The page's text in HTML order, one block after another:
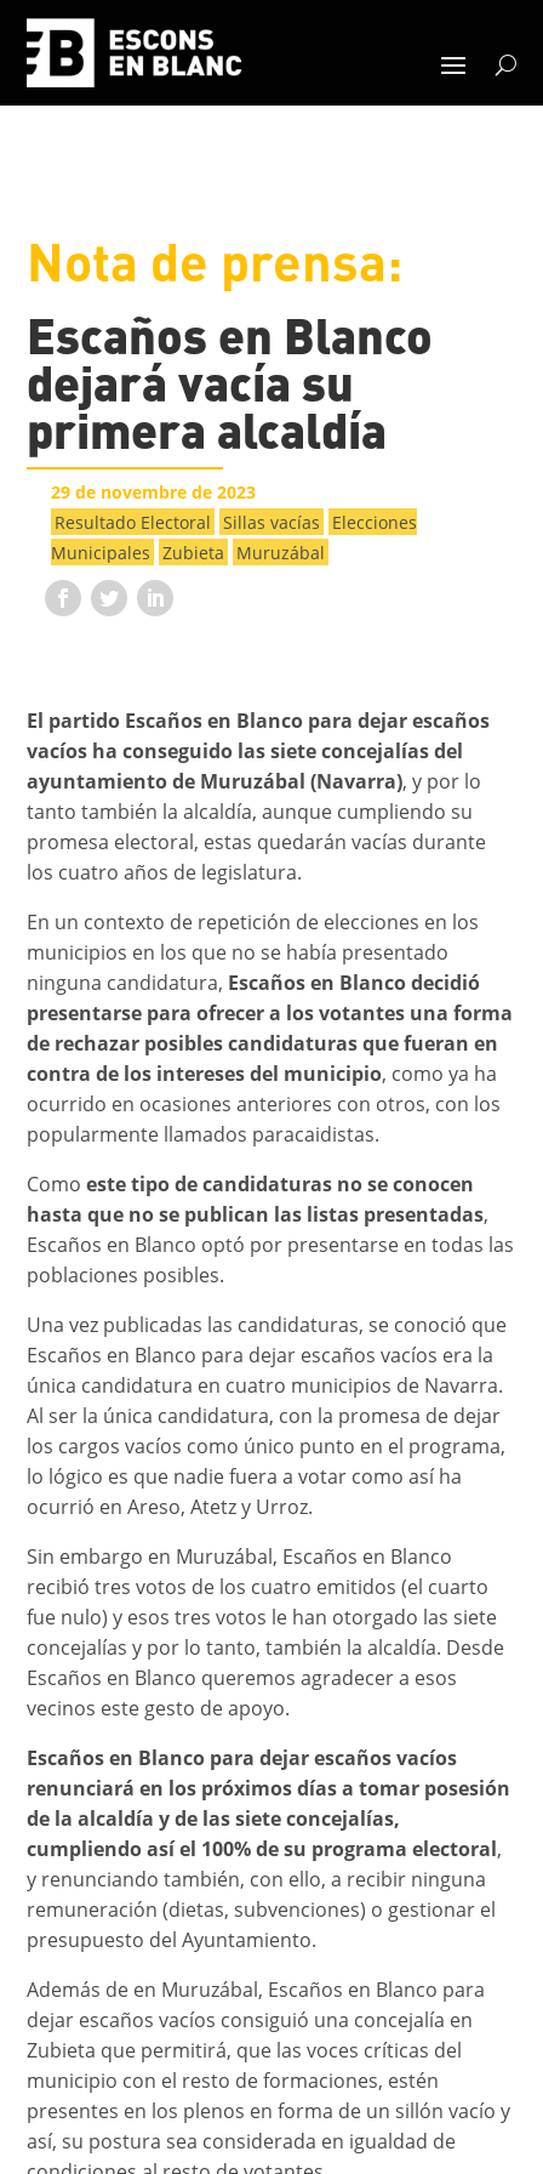
Nota de prensa:
Escaños en Blanco
dejará vacía su
primera alcaldía
29 de novembre de 2023
Resultado Electoral
Sillas vacías
Elecciones
Municipales
Zubieta Muruzábal
El partido Escaños en Blanco para dejar escaños
vacíos ha conseguido las siete concejalías del
ayuntamiento de Muruzábal (Navarra), y por lo
tanto también la alcaldía, aunque cumpliendo su
promesa electoral, estas quedarán vacías durante
los cuatro años de legislatura.
En un contexto de repetición de elecciones en los
municipios en los que no se había presentado
ninguna candidatura, Escaños en Blanco decidió
presentarse para ofrecer a los votantes una forma
de rechazar posibles candidaturas que fueran en
contra de los intereses del municipio, como ya ha
ocurrido en ocasiones anteriores con otros, con los
popularmente llamados paracaidistas.
Comoeste tipo de candidaturas no se conocen
hasta que no se publican las listas presentadas,
Escaños en Blanco optó por presentarse en todas las
poblaciones posibles.
Una vez publicadas las candidaturas, se conoció que
Escaños en Blanco para dejar escaños vacíos era la
única candidatura en cuatro municipios de Navarra.
Al ser la única candidatura, con la promesa de dejar
los cargos vacíos como único punto en el programa,
lo lógico es que nadie fuera a votar como así ha
ocurrió en Areso, Atetz y Urroz.
Sin embargo en Muruzábal, Escaños en Blanco
recibió tres votos de los cuatro emitidos (el cuarto
fue nulo) y esos tres votos le han otorgado las siete
concejalías y por lo tanto, también la alcaldía. Desde
Escaños en Blanco queremos agradecer a esos
vecinos este gesto de apoyo.
Escaños en Blanco para dejar escaños vacíos
renunciará en los próximos días a tomar posesión
de la alcaldía y de las siete concejalías,
cumpliendo así el 100% de su programa electoral,
y renunciando también, con ello, a recibir ninguna
remuneración (dietas, subvenciones) o gestionar el
presupuesto del Ayuntamiento.
Además de en Muruzábal, Escaños en Blanco para
dejar escaños vacíos consiguió una concejalía en
Zubieta que permitirá, que las voces críticas del
municipio con el resto de formaciones, estén
presentes en los plenos en forma de un sillón vacío y
así, su postura sea considerada en igualdad de